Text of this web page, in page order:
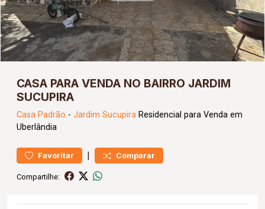
CASA PARA VENDA NO BAIRRO JARDIM
SUCUPIRA
Casa Padrão - Jardim Sucupira Residencial para Venda em
Uberlândia
Favoritar | Comparar
Compartilhe: